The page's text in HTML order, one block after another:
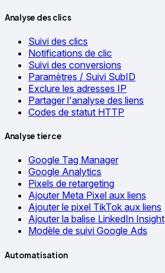
Analyse des clics
Suivi des clics
Notifications de clic
Suivi des conversions
Paramètres / Suivi SubID
Exclure les adresses IP
Partager l'analyse des liens
Codes de statut HTTP
Analyse tierce
Google Tag Manager
Google Analytics
Pixels de retargeting
Ajouter Meta Pixel aux liens
Ajouter le pixel TikTok aux liens
Ajouter la balise LinkedIn Insight
Modèle de suivi Google Ads
Automatisation